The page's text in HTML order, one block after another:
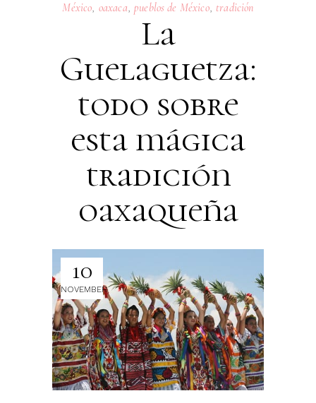
México, oaxaca,pueblos de México, tradición
La
Guelaguetza:
todo sobre
esta mágica
tradición
oaxaqueña
10
NOVEMBER